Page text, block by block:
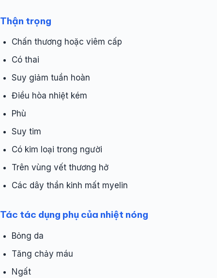
Thận trọng
Chấn thương hoặc viêm cấp
Có thai
Suy giảm tuần hoàn
Điều hòa nhiệt kém
Phù
Suy tim
Có kim loại trong người
Trên vùng vết thương hở
Các dây thần kinh mất myelin
Tác tác dụng phụ của nhiệt nóng
Bỏng da
Tăng chảy máu
Ngất